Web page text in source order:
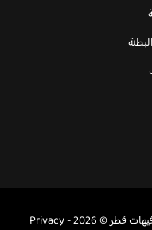
قطر © 2026 - Privacy